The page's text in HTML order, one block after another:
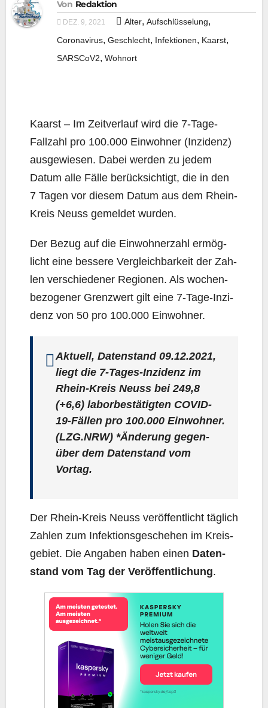
Von Redaktion
DEZ. 9, 2021 Alter, Aufschlüsselung,
Coronavirus, Geschlecht, Infektionen, Kaarst,
SARSCoV2, Wohnort
Kaarst – Im Zeit­ver­lauf wird die 7‑Ta­ge-
Fall­zahl pro 100.000 Ein­woh­ner (Inzi­denz)
aus­ge­wie­sen. Dabei wer­den zu jedem
Datum alle Fäl­le berück­sich­tigt, die in den
7 Tagen vor die­sem Datum aus dem Rhein-
Kreis Neuss gemel­det wurden.
Der Bezug auf die Ein­woh­ner­zahl ermög­
licht eine bes­se­re Ver­gleich­bar­keit der Zah­
len ver­schie­de­ner Regio­nen. Als wochen­
be­zo­ge­ner Grenz­wert gilt eine 7‑Ta­ge-Inzi­
denz von 50 pro 100.000 Einwohner.
Aktu­ell, Daten­stand 09.12.2021,
liegt die 7‑Ta­ges-Inzi­denz im
Rhein-Kreis Neuss bei249,8
(+6,6) labor­be­stä­tig­ten COVID-
19-Fäl­len pro 100.000 Ein­woh­ner.
(LZG.NRW) *Ände­rung gegen­
über dem Daten­stand vom
Vortag.
Der Rhein-Kreis Neuss ver­öf­fent­licht täg­lich
Zah­len zum Infek­ti­ons­ge­sche­hen im Kreis­
ge­biet. Die Anga­ben haben einen Daten­
stand vom Tag der Ver­öf­fent­li­chung.